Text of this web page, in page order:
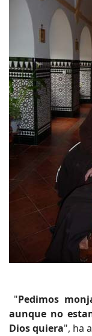
"Pedimos
aunque no
Dios quiera", ha